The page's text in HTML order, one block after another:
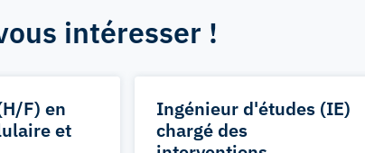
intéresser !
F) en
et
Ingénieur d'études (IE)
chargé des